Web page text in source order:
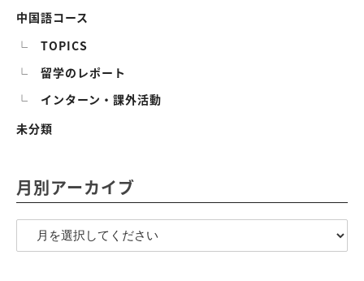
中国語コース
TOPICS
留学のレポート
インターン・課外活動
未分類
月別アーカイブ